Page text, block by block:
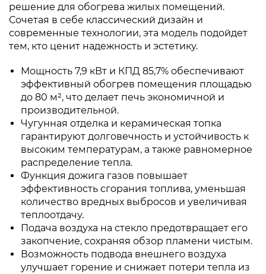
решение для обогрева жилых помещений.
Сочетая в себе классический дизайн и
современные технологии, эта модель подойдет
тем, кто ценит надежность и эстетику.
Мощность 7,9 кВт и КПД 85,7% обеспечивают
эффективный обогрев помещения площадью
до 80 м², что делает печь экономичной и
производительной.
Чугунная отделка и керамическая топка
гарантируют долговечность и устойчивость к
высоким температурам, а также равномерное
распределение тепла.
Функция дожига газов повышает
эффективность сгорания топлива, уменьшая
количество вредных выбросов и увеличивая
теплоотдачу.
Подача воздуха на стекло предотвращает его
закопчение, сохраняя обзор пламени чистым.
Возможность подвода внешнего воздуха
улучшает горение и снижает потери тепла из